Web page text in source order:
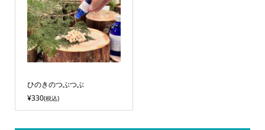
ひのきのつぶつぶ
¥330(税込)